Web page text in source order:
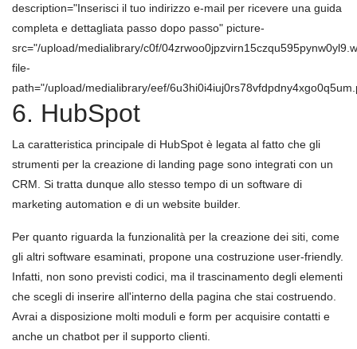
description="Inserisci il tuo indirizzo e-mail per ricevere una guida
completa e dettagliata passo dopo passo" picture-
src="/upload/medialibrary/c0f/
file-
path="/upload/medialibrary/eef/
6. HubSpot
La caratteristica principale di HubSpot è legata al fatto che gli
strumenti per la creazione di landing page sono integrati con un
CRM. Si tratta dunque allo stesso tempo di un software di
marketing automation e di un website builder.
Per quanto riguarda la funzionalità per la creazione dei siti, come
gli altri software esaminati, propone una costruzione user-friendly.
Infatti, non sono previsti codici, ma il trascinamento degli elementi
che scegli di inserire all'interno della pagina che stai costruendo.
Avrai a disposizione molti moduli e form per acquisire contatti e
anche un chatbot per il supporto clienti.